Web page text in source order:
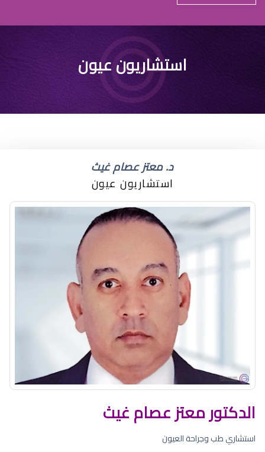
افضل دكتور عيون في
النسيم
استشاريون عيون
د. معتز عصام غيث
استشاريون عيون
الدكتور معتز عصام غيث
استشاري طب وجراحة العيون